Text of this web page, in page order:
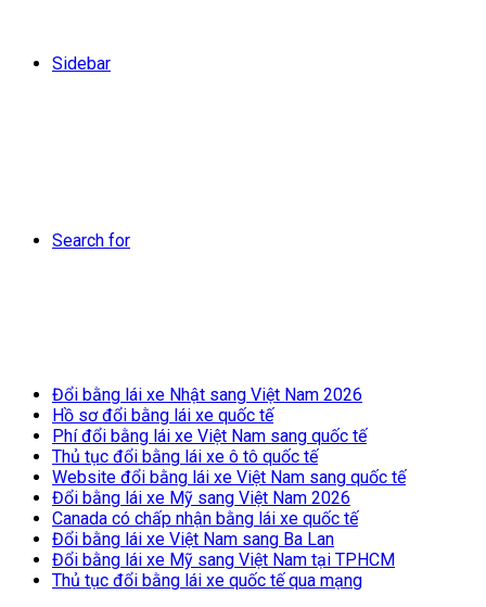
Sidebar
Search for
Đổi bằng lái xe Nhật sang Việt Nam 2026
Hồ sơ đổi bằng lái xe quốc tế
Phí đổi bằng lái xe Việt Nam sang quốc tế
Thủ tục đổi bằng lái xe ô tô quốc tế
Website đổi bằng lái xe Việt Nam sang quốc tế
Đổi bằng lái xe Mỹ sang Việt Nam 2026
Canada có chấp nhận bằng lái xe quốc tế
Đổi bằng lái xe Việt Nam sang Ba Lan
Đổi bằng lái xe Mỹ sang Việt Nam tại TPHCM
Thủ tục đổi bằng lái xe quốc tế qua mạng